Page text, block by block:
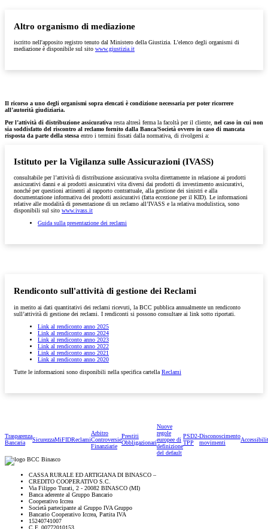
Altro organismo di mediazione
iscritto nell'apposito registro tenuto dal Ministero della Giustizia. L'elenco degli organismi di
mediazione è disponibile sul sito www.giustizia.it
Il ricorso a uno degli organismi sopra elencati è condizione necessaria per poter ricorrere
all’autorità giudiziaria.
Per l’attività di distribuzione assicurativa resta altresì ferma la facoltà per il cliente, nel caso in cui non
sia soddisfatto del riscontro al reclamo fornito dalla Banca/Società ovvero in caso di mancata
risposta da parte della stessa entro i termini fissati dalla normativa, di rivolgersi a:
Istituto per la Vigilanza sulle Assicurazioni (IVASS)
consultabile per l’attività di distribuzione assicurativa svolta direttamente in relazione ai prodotti
assicurativi danni e ai prodotti assicurativi vita diversi dai prodotti di investimento assicurativi,
nonché per questioni attinenti al rapporto contrattuale, alla gestione dei sinistri e alla
documentazione informativa dei prodotti assicurativi (fatta eccezione per il KID). Le informazioni
relative alle modalità di presentazione di un reclamo all’IVASS e la relativa modulistica, sono
disponibili sul sito www.ivass.it
Guida sulla presentazione dei reclami
Rendiconto sull'attività di gestione dei Reclami
in merito ai dati quantitativi dei reclami ricevuti, la BCC pubblica annualmente un rendiconto
sull’attività di gestione dei reclami. I rendiconti si possono consultare ai link sotto riportati.
Link al rendiconto anno 2025
Link al rendiconto anno 2024
Link al rendiconto anno 2023
Link al rendiconto anno 2022
Link al rendiconto anno 2021
Link al rendiconto anno 2020
Tutte le informazioni sono disponibili nella specifica cartella Reclami
Trasparenza
Bancaria
SicurezzaMiFIDReclami
Arbitro
Controversie
Finanziarie
Prestiti
Obbligazionari
Nuove
regole
europee di
definizione
del default
PSD2-
TPP
Disconoscimento
movimenti
CASSA RURALE ED ARTIGIANA DI BINASCO –
CREDITO COOPERATIVO S.C.
Via Filippo Turati, 2 - 20082 BINASCO (MI)
Banca aderente al Gruppo Bancario
Cooperativo Iccrea
Società partecipante al Gruppo IVA Gruppo
Bancario Cooperativo Iccrea, Partita IVA
15240741007
C.F. 00772010153